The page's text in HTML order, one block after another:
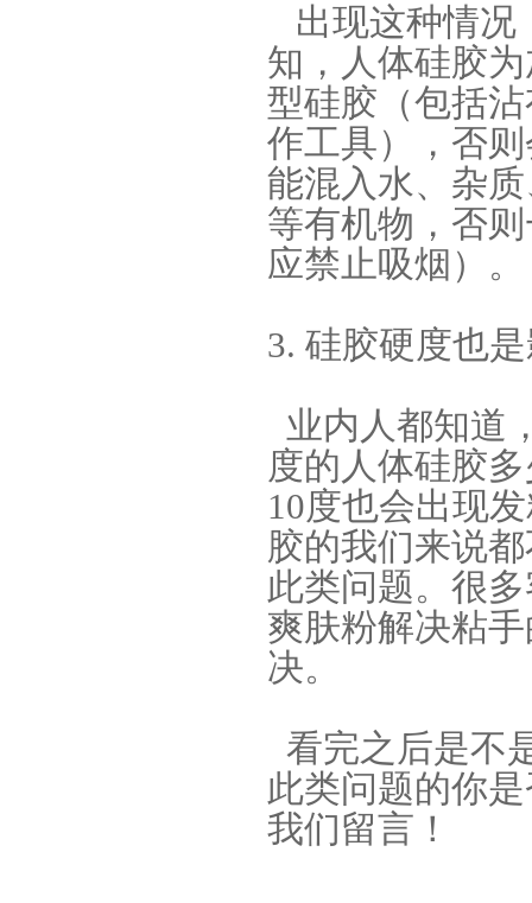
出现这种情况
知，人体硅胶
型硅胶（包括
作工具），否
能混入水、杂
等有机物，否
应禁止吸烟）。
3. 硅胶硬度也
业内人都知道
度的人体硅胶
10度也会出现
胶的我们来说
此类问题。很
爽肤粉解决粘
决。
看完之后是不
此类问题的你
我们留言！